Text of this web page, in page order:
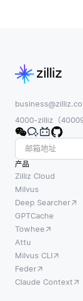
4000-zilliz（
产品
Zilliz Cloud
Milvus
Deep Searcher
GPTCache
Towhee
Attu
Milvus CLI
Feder
Claude Context